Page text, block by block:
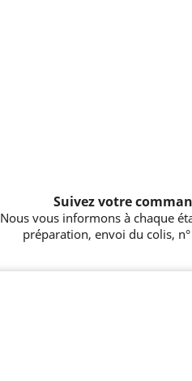
Suivez votre
Nous vous informons à chaque
préparation, envoi du colis,